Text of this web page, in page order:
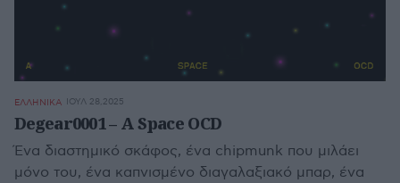
ΕΛΛΗΝΙΚΑ ΙΟΥΛ 28,2025
Degear0001 – A Space OCD
Ένα διαστημικό σκάφος, ένα chipmunk που μιλάει
μόνο του, ένα καπνισμένο διαγαλαξιακό μπαρ, ένα